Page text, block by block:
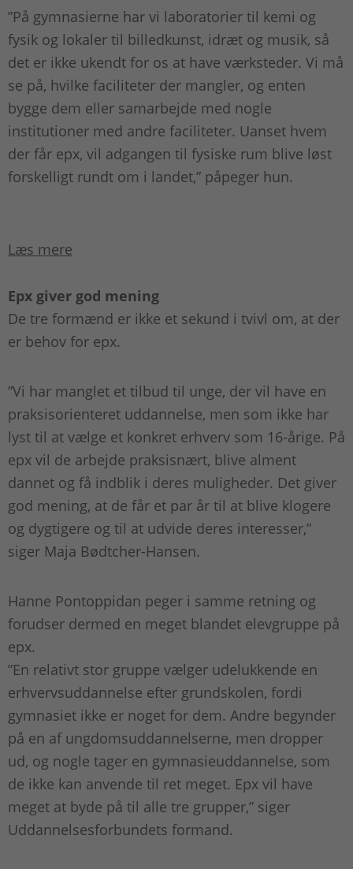
”På gymnasierne har vi laboratorier til kemi og
fysik og lokaler til billedkunst, idræt og musik, så
det er ikke ukendt for os at have værksteder. Vi må
se på, hvilke faciliteter der mangler, og enten
bygge dem eller samarbejde med nogle
institutioner med andre faciliteter. Uanset hvem
der får epx, vil adgangen til fysiske rum blive løst
forskelligt rundt om i landet,” påpeger hun.
Læs mere
Epx giver god mening
De tre formænd er ikke et sekund i tvivl om, at der
er behov for epx.
”Vi har manglet et tilbud til unge, der vil have en
praksisorienteret uddannelse, men som ikke har
lyst til at vælge et konkret erhverv som 16-årige. På
epx vil de arbejde praksisnært, blive alment
dannet og få indblik i deres muligheder. Det giver
god mening, at de får et par år til at blive klogere
og dygtigere og til at udvide deres interesser,”
siger Maja Bødtcher-Hansen.
Hanne Pontoppidan peger i samme retning og
forudser dermed en meget blandet elevgruppe på
epx.
”En relativt stor gruppe vælger udelukkende en
erhvervsuddannelse efter grundskolen, fordi
gymnasiet ikke er noget for dem. Andre begynder
på en af ungdomsuddannelserne, men dropper
ud, og nogle tager en gymnasieuddannelse, som
de ikke kan anvende til ret meget. Epx vil have
meget at byde på til alle tre grupper,” siger
Uddannelsesforbundets formand.